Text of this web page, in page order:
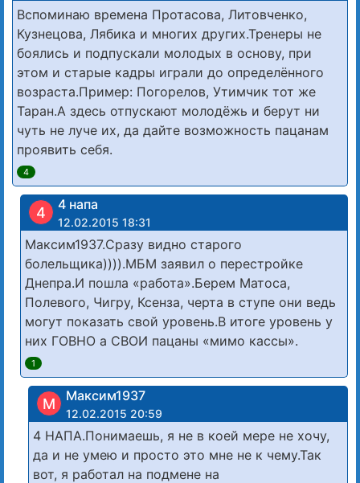
Вспоминаю времена Протасова, Литовченко,
Кузнецова, Лябика и многих других.Тренеры не
боялись и подпускали молодых в основу, при
этом и старые кадры играли до определённого
возраста.Пример: Погорелов, Утимчик тот же
Таран.А здесь отпускают молодёжь и берут ни
чуть не луче их, да дайте возможность пацанам
проявить себя.
4
4 4 напа
12.02.2015 18:31
Максим1937.Сразу видно старого
болельщика)))).МБМ заявил о перестройке
Днепра.И пошла «работа».Берем Матоса,
Полевого, Чигру, Ксенза, черта в ступе они ведь
могут показать свой уровень.В итоге уровень у
них ГОВНО а СВОИ пацаны «мимо кассы».
1
М Максим1937
12.02.2015 20:59
4 НАПА.Понимаешь, я не в коей мере не хочу,
да и не умею и просто это мне не к чему.Так
вот, я работал на подмене на